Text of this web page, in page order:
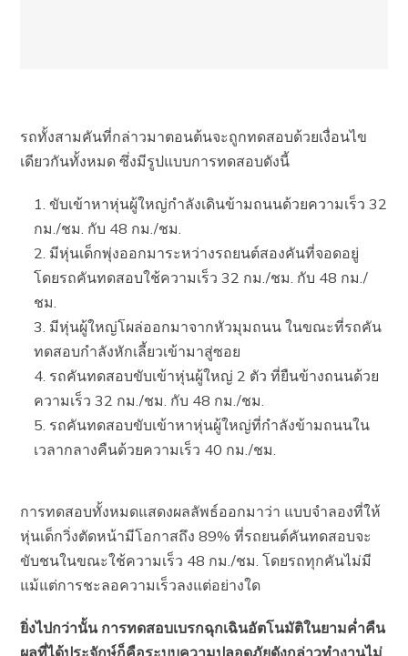
รถทั้งสามคันที่กล่าวมาตอนต้นจะถูกทดสอบด้วยเงื่อนไข
เดียวกันทั้งหมด ซึ่งมีรูปแบบการทดสอบดังนี้
ขับเข้าหาหุ่นผู้ใหญ่กำลังเดินข้ามถนนด้วยความเร็ว 32
กม./ชม. กับ 48 กม./ชม.
มีหุ่นเด็กพุ่งออกมาระหว่างรถยนต์สองคันที่จอดอยู่
โดยรถคันทดสอบใช้ความเร็ว 32 กม./ชม. กับ 48 กม./
ชม.
มีหุ่นผู้ใหญ่โผล่ออกมาจากหัวมุมถนน ในขณะที่รถคัน
ทดสอบกำลังหักเลี้ยวเข้ามาสู่ซอย
รถคันทดสอบขับเข้าหุ่นผู้ใหญ่ 2 ตัว ที่ยืนข้างถนนด้วย
ความเร็ว 32 กม./ชม. กับ 48 กม./ชม.
รถคันทดสอบขับเข้าหาหุ่นผู้ใหญ่ที่กำลังข้ามถนนใน
เวลากลางคืนด้วยความเร็ว 40 กม./ชม.
การทดสอบทั้งหมดแสดงผลลัพธ์ออกมาว่า แบบจำลองที่ให้
หุ่นเด็กวิ่งตัดหน้ามีโอกาสถึง 89% ที่รถยนต์คันทดสอบจะ
ขับชนในขณะใช้ความเร็ว 48 กม./ชม. โดยรถทุกคันไม่มี
แม้แต่การชะลอความเร็วลงแต่อย่างใด
ยิ่งไปกว่านั้น การทดสอบเบรกฉุกเฉินอัตโนมัติในยามค่ำคืน
ผลที่ได้ประจักษ์ก็คือระบบความปลอดภัยดังกล่าวทำงานไม่